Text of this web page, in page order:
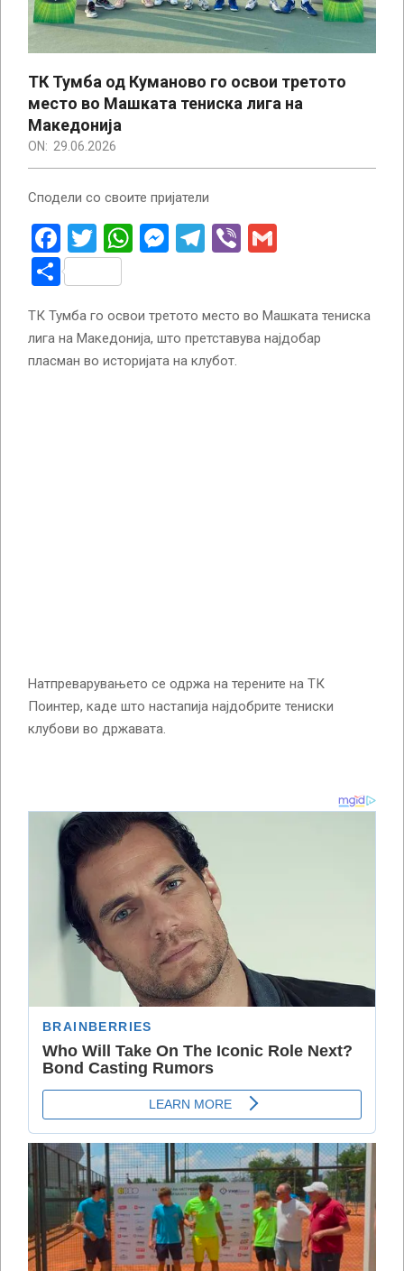
ТК Тумба од Куманово го освои третото
место во Машката тениска лига на
Македонија
ON: 29.06.2026
Сподели со своите пријатели
Facebook
Twitter
WhatsApp
Messenger
Telegram
Viber
Share
ТК Тумба го освои третото место во Машката тениска
лига на Македонија, што претставува најдобар
пласман во историјата на клубот.
Натпреварувањето се одржа на терените на ТК
Поинтер, каде што настапија најдобрите тениски
клубови во државата.